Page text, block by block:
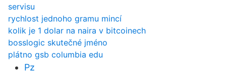
servisu
rychlost jednoho gramu mincí
kolik je 1 dolar na naira v bitcoinech
bosslogic skutečné jméno
plátno gsb columbia edu
Pz